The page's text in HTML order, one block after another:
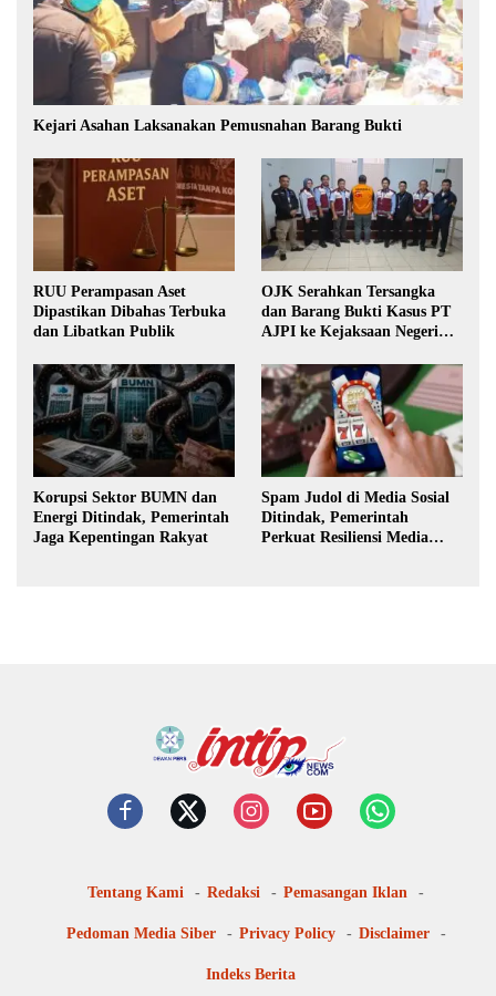
Kejari Asahan Laksanakan Pemusnahan Barang Bukti
RUU Perampasan Aset
Dipastikan Dibahas Terbuka
dan Libatkan Publik
OJK Serahkan Tersangka
dan Barang Bukti Kasus PT
AJPI ke Kejaksaan Negeri
Korupsi Sektor BUMN dan
Energi Ditindak, Pemerintah
Jaga Kepentingan Rakyat
Spam Judol di Media Sosial
Ditindak, Pemerintah
Perkuat Resiliensi Media
Tentang Kami Redaksi Pemasangan Iklan
Pedoman Media Siber Privacy Policy Disclaimer
Indeks Berita